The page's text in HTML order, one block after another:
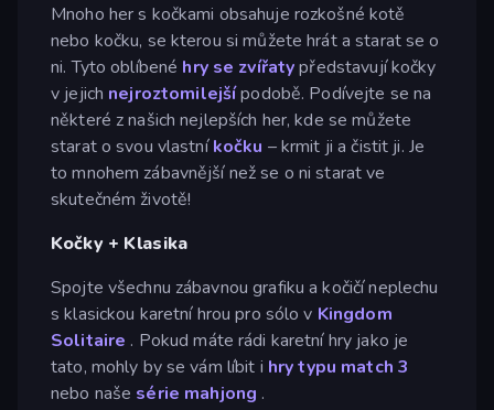
Mnoho her s kočkami obsahuje rozkošné kotě
nebo kočku, se kterou si můžete hrát a starat se o
ni. Tyto oblíbené hry se zvířatypředstavují kočky
v jejich nejroztomilejšípodobě. Podívejte se na
některé z našich nejlepších her, kde se můžete
starat o svou vlastníkočku – krmit ji a čistit ji. Je
to mnohem zábavnější než se o ni starat ve
skutečném životě!
Kočky + Klasika
Spojte všechnu zábavnou grafiku a kočičí neplechu
s klasickou karetní hrou pro sólo v Kingdom
Solitaire . Pokud máte rádi karetní hry jako je
tato, mohly by se vám líbit i hry typu match 3
nebo naše série mahjong .